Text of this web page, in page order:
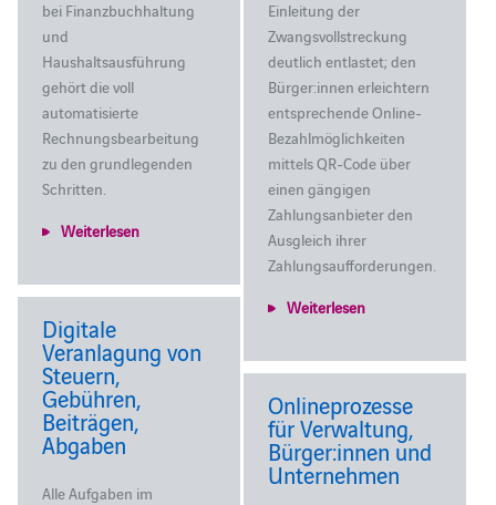
bei Finanzbuchhaltung
und
Haushaltsausführung
gehört die voll
automatisierte
Rechnungsbearbeitung
zu den grundlegenden
Schritten.
Weiterlesen
Einleitung der
Zwangsvollstreckung
deutlich entlastet; den
Bürger:innen erleichtern
entsprechende Online-
Bezahlmöglichkeiten
mittels QR-Code über
einen gängigen
Zahlungsanbieter den
Ausgleich ihrer
Zahlungsaufforderungen.
Weiterlesen
Digitale
Veranlagung von
Steuern,
Gebühren,
Beiträgen,
Abgaben
Alle Aufgaben im
Onlineprozesse
für Verwaltung,
Bürger:innen und
Unternehmen